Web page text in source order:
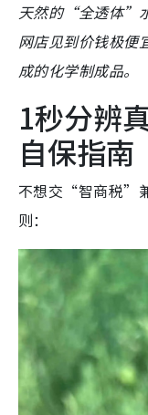
天然的“全透体”
网店见到价钱极便
成的化学制成品。
1秒分辨
自保指南
不想交“智商税”
则：